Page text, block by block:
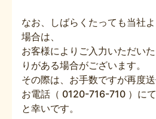
なお、しばらくたっても当社
場合は、
お客様によりご入力いただい
りがある場合がございます。
その際は、お手数ですが再度送
お電話（ 0120-716-710 ）に
と幸いです。